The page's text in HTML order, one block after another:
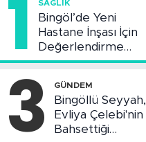
1 SAĞLIK
Bingöl’de Yeni
Hastane İnşası İçin
Değerlendirme
Toplantısı Yapıldı
3 GÜNDEM
Bingöllü Seyyah,
Evliya Çelebi'nin
Bahsettiği